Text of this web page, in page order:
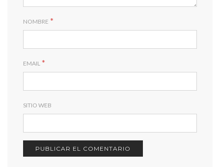
NOMBRE *
EMAIL *
SITIO WEB